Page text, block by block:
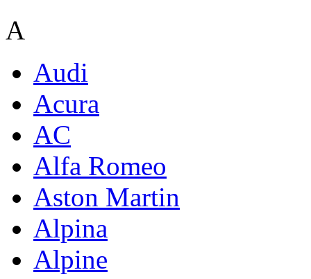
A
Audi
Acura
AC
Alfa Romeo
Aston Martin
Alpina
Alpine